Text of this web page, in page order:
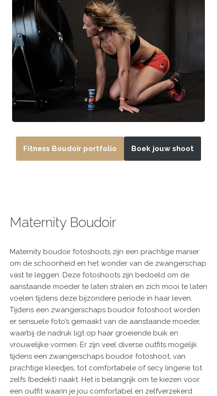
Fitness Boudoir portfolio Boek jouw shoot
Maternity Boudoir
Maternity boudoir fotoshoots zijn een prachtige manier
om de schoonheid en het wonder van de zwangerschap
vast te leggen. Deze fotoshoots zijn bedoeld om de
aanstaande moeder te laten stralen en zich mooi te laten
voelen tijdens deze bijzondere periode in haar leven.
Tijdens een zwangerschaps boudoir fotoshoot worden
er sensuele foto’s gemaakt van de aanstaande moeder,
waarbij de nadruk ligt op haar groeiende buik en
vrouwelijke vormen. Er zijn veel diverse outfits mogelijk
tijdens een zwangerschaps boudoir fotoshoot, van
prachtige kleedjes, tot comfortabele of secy lingerie tot
zelfs (bedekt) naakt. Het is belangrijk om te kiezen voor
een outfit waarin je jou comfortabel en zelfverzekerd